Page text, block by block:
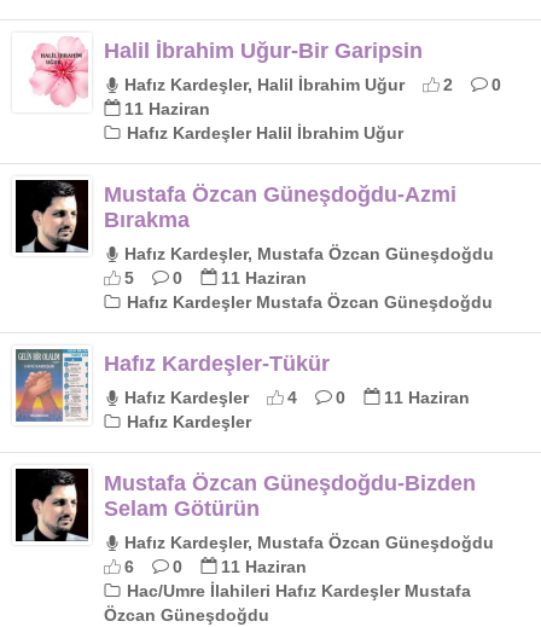
Halil İbrahim Uğur-Bir Garipsin
Hafız Kardeşler, Halil İbrahim Uğur 2
0
11 Haziran
Hafız Kardeşler Halil İbrahim Uğur
Mustafa Özcan Güneşdoğdu-Azmi
Bırakma
Hafız Kardeşler, Mustafa Özcan Güneşdoğdu
5
0
11 Haziran
Hafız Kardeşler Mustafa Özcan Güneşdoğdu
Hafız Kardeşler-Tükür
Hafız Kardeşler 4 0
11 Haziran
Hafız Kardeşler
Mustafa Özcan Güneşdoğdu-Bizden
Selam Götürün
Hafız Kardeşler, Mustafa Özcan Güneşdoğdu
6
0
11 Haziran
Hac/Umre İlahileri Hafız Kardeşler Mustafa
Özcan Güneşdoğdu